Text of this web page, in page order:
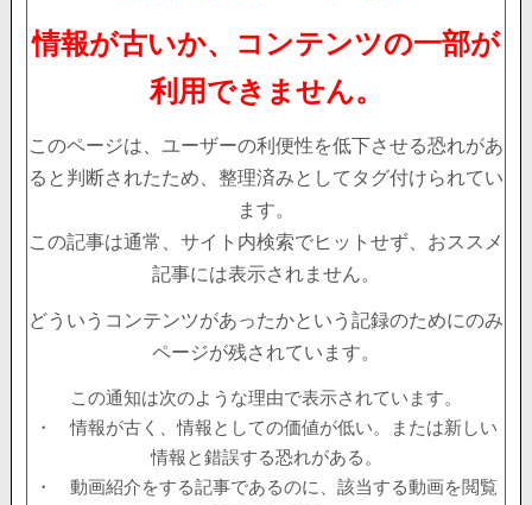
情報が古いか、コンテンツの一部が
利用できません。
このページは、ユーザーの利便性を低下させる恐れがあ
ると判断されたため、整理済みとしてタグ付けられてい
ます。
この記事は通常、サイト内検索でヒットせず、おススメ
記事には表示されません。
どういうコンテンツがあったかという記録のためにのみ
ページが残されています。
この通知は次のような理由で表示されています。
・ 情報が古く、情報としての価値が低い。または新しい
情報と錯誤する恐れがある。
・ 動画紹介をする記事であるのに、該当する動画を閲覧